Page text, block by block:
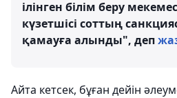
ілінген білім беру
күзетшісі соттың
қамауға алынды", деп
Айта кетсек, бұған дейін